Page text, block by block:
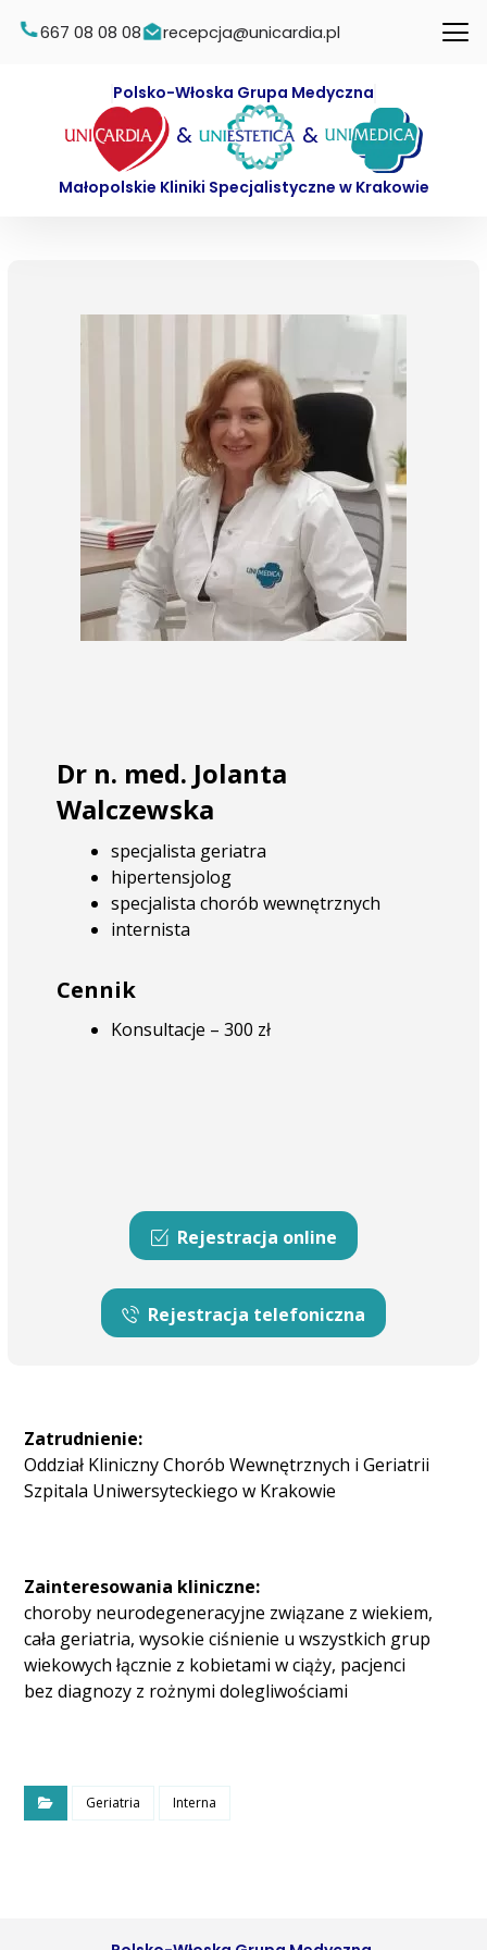
667 08 08 08 recepcja@unicardia.pl
Polsko-Włoska Grupa Medyczna
& &
Małopolskie Kliniki Specjalistyczne w Krakowie
Dr n. med. Jolanta
Walczewska
specjalista geriatra
hipertensjolog
specjalista chorób wewnętrznych
internista
Cennik
Konsultacje – 300 zł
Rejestracja online
Rejestracja telefoniczna
Zatrudnienie:
Oddział Kliniczny Chorób Wewnętrznych i Geriatrii
Szpitala Uniwersyteckiego w Krakowie
Zainteresowania kliniczne:
choroby neurodegeneracyjne związane z wiekiem,
cała geriatria, wysokie ciśnienie u wszystkich grup
wiekowych łącznie z kobietami w ciąży, pacjenci
bez diagnozy z rożnymi dolegliwościami
Geriatria Interna